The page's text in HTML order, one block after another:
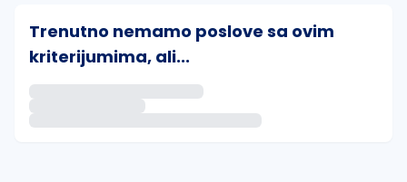
Trenutno nemamo poslove sa ovim
kriterijumima, ali...